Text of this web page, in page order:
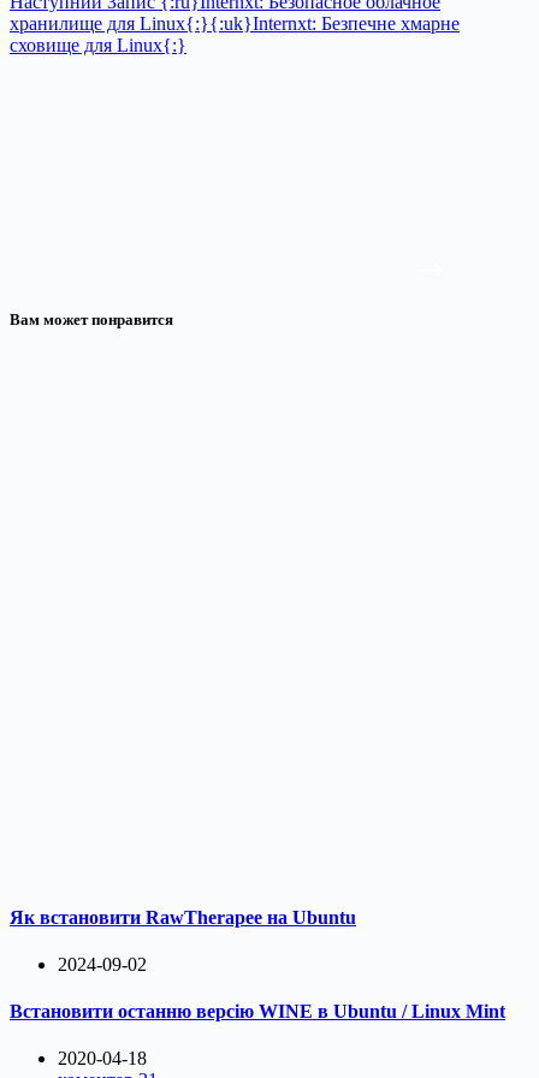
хранилище для Linux{:}{:uk}Internxt: Безпечне хмарне
сховище для Linux{:}
Вам может понравится
Як встановити RawTherapee на Ubuntu
2024-09-02
Встановити останню версію WINE в Ubuntu / Linux Mint
2020-04-18